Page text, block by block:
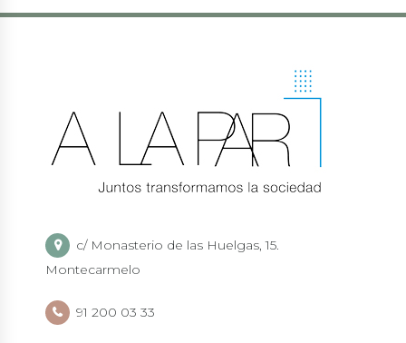
c/ Monasterio de las Huelgas, 15.
Montecarmelo
91 200 03 33